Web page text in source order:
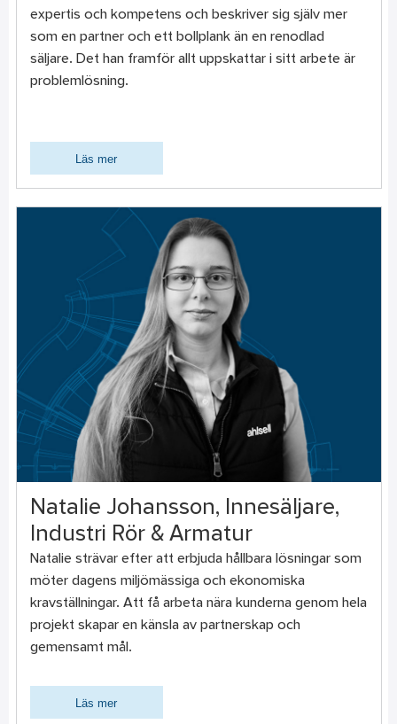
expertis och kompetens och beskriver sig själv mer
som en partner och ett bollplank än en renodlad
säljare. Det han framför allt uppskattar i sitt arbete är
problemlösning.
Läs mer
Natalie Johansson, Innesäljare,
Industri Rör & Armatur
Natalie strävar efter att erbjuda hållbara lösningar som
möter dagens miljömässiga och ekonomiska
kravställningar. Att få arbeta nära kunderna genom hela
projekt skapar en känsla av partnerskap och
gemensamt mål.
Läs mer